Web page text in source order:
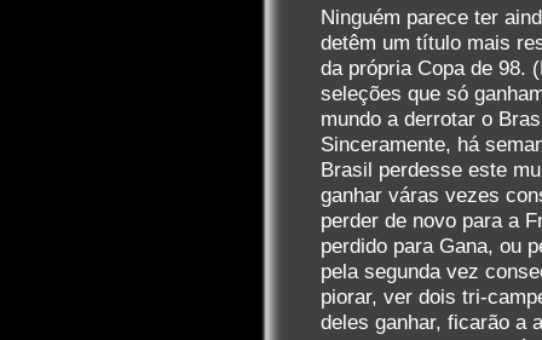
Ninguém parece ter
detêm um título mais
da própria Copa de 98.
seleções que só
mundo a derrotar o
Sinceramente, há
Brasil perdesse este
ganhar váras vezes
perder de novo para a
perdido para Gana, ou
pela segunda vez
piorar, ver dois tri-
deles ganhar, ficarão a